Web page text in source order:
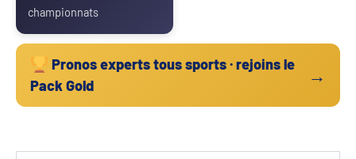
championnats
Pronos experts tous sports · rejoins le
Pack Gold
→